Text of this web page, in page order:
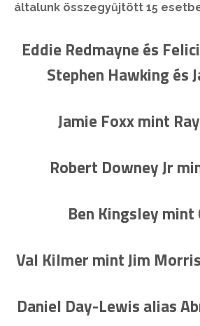
általunk összegyűjtött 15
Eddie Redmayne és
Stephen Hawking és
Jamie Foxx mint
Robert Downey Jr
Ben Kingsley mint
Val Kilmer mint Jim
Daniel Day-Lewis alias